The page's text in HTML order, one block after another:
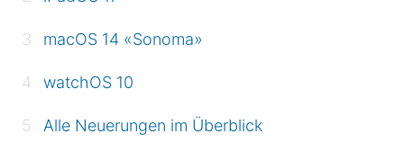
macOS 14 «Sonoma»
watchOS 10
Alle Neuerungen im Überblick